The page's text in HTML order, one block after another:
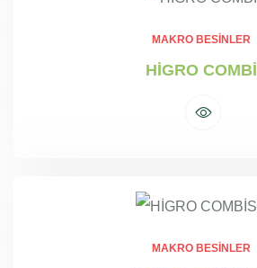
MAKRO BESINLER
HİGRO COMBİ
MAKRO BESINLER